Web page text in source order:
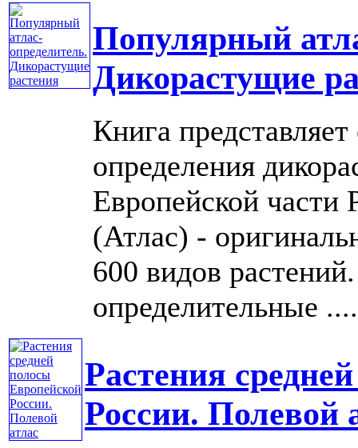
Популярный
Дикорастущие
Книга
определения
Европейской части
(Атлас) -
600 видов
определительные
Растения
России. Полевой